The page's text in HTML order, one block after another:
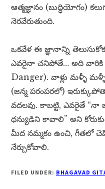
ఆత్మజ్ఞానం (బుద్ధియోగం)
నెరవేరుతుంది.
ఒకవేళ ఈ జ్ఞానాన్ని
ఎవరైనా చనిపోతే… అది వారికి
Danger). వాళ్లు మళ్ళీ
(జన్మ పరంపరలో)
వదలవు. కాబట్టి, ఎవరైతే “నా
ధన్యుడిని కావాలి” అని
మీద నమ్మకం ఉంచి, గీతలో
నేర్చుకోవాలి.
FILED UNDER: BHAGAVAD